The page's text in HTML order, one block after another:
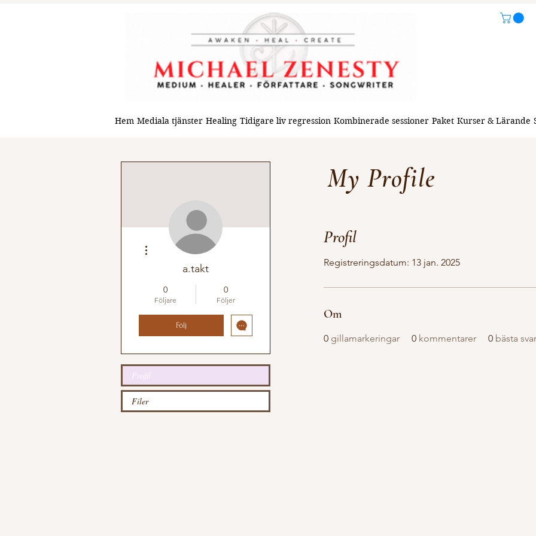
Hem Mediala tjänster Healing Tidigare liv regression Kombinerade sessioner Paket Kurser & Lärande
My Profile
Profil
Registreringsdatum: 13 jan. 2025
Om
0 gillamarkeringar 0 kommentarer 0 bästa svar
a.takt
0
Följare
0
Följer
Följ
Fler åtgärder
Profil
Filer